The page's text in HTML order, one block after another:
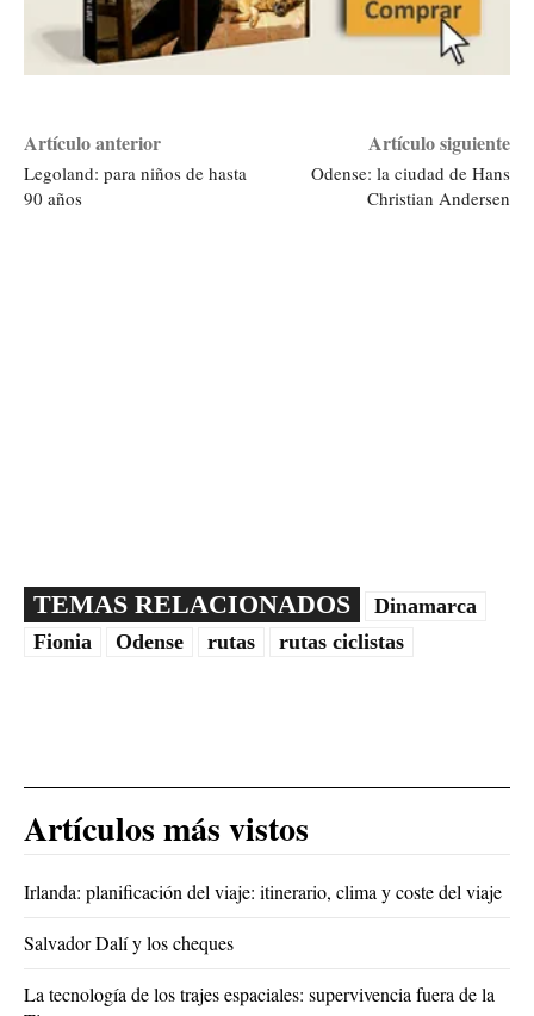
Artículo anterior
Legoland: para niños de hasta
90 años
Artículo siguiente
Odense: la ciudad de Hans
Christian Andersen
TEMAS RELACIONADOS
Dinamarca
Fionia
Odense rutas rutas ciclistas
Artículos más vistos
Irlanda: planificación del viaje: itinerario, clima y coste del viaje
Salvador Dalí y los cheques
La tecnología de los trajes espaciales: supervivencia fuera de la